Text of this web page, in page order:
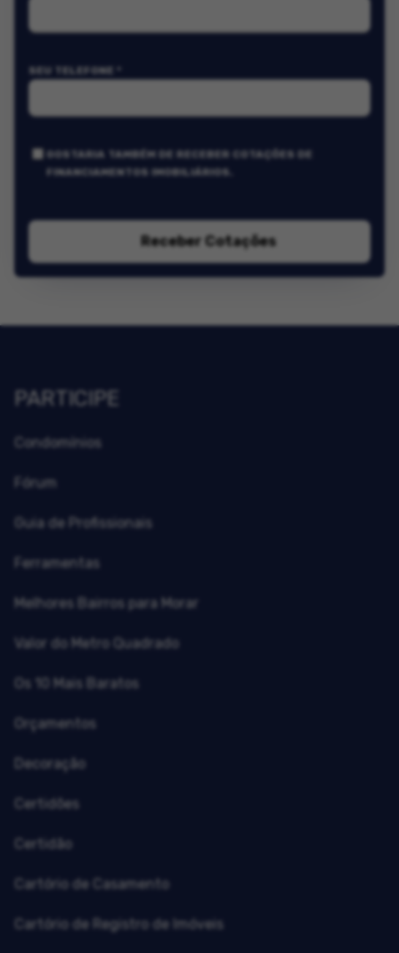
SEU TELEFONE *
GOSTARIA TAMBÉM DE RECEBER COTAÇÕES DE
FINANCIAMENTOS IMOBILIÁRIOS.
Receber Cotações
PARTICIPE
Condomínios
Fórum
Guia de Profissionais
Ferramentas
Melhores Bairros para Morar
Valor do Metro Quadrado
Os 10 Mais Baratos
Orçamentos
Decoração
Certidões
Certidão
Cartório de Casamento
Cartório de Registro de Imóveis